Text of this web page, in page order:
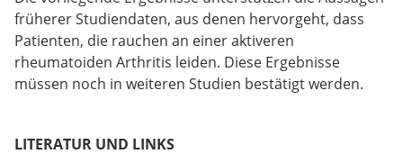
früherer Studiendaten, aus denen hervorgeht, dass
Patienten, die rauchen an einer aktiveren
rheumatoiden Arthritis leiden. Diese Ergebnisse
müssen noch in weiteren Studien bestätigt werden.
LITERATUR UND LINKS